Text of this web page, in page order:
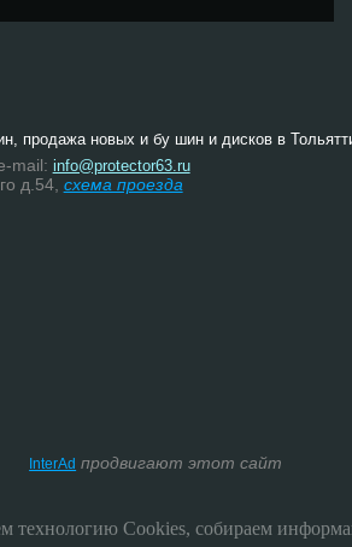
продажа новых и бу шин и дисков в
mail: info@protector63.ru
д.54, схема проезда
InterAd продвигают этот сайт
технологию Cookies, собираем